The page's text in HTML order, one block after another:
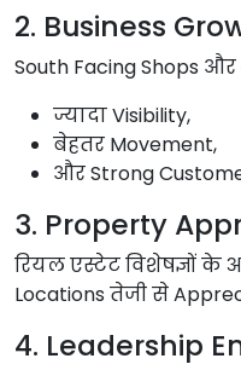
2. Business
South Facing Shops
ज्यादा Visibility,
बेहतर Movement,
और Strong
3. Property
रियल एस्टेट विशेषज्ञों के
Locations तेजी से
4. Leadership